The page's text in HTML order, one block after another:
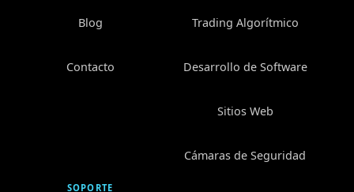
Blog
Contacto
Trading Algorítmico
Desarrollo de Software
Sitios Web
Cámaras de Seguridad
SOPORTE